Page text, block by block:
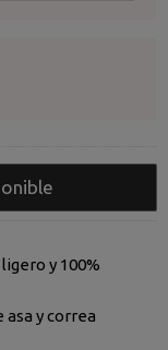
y 100%
y correa